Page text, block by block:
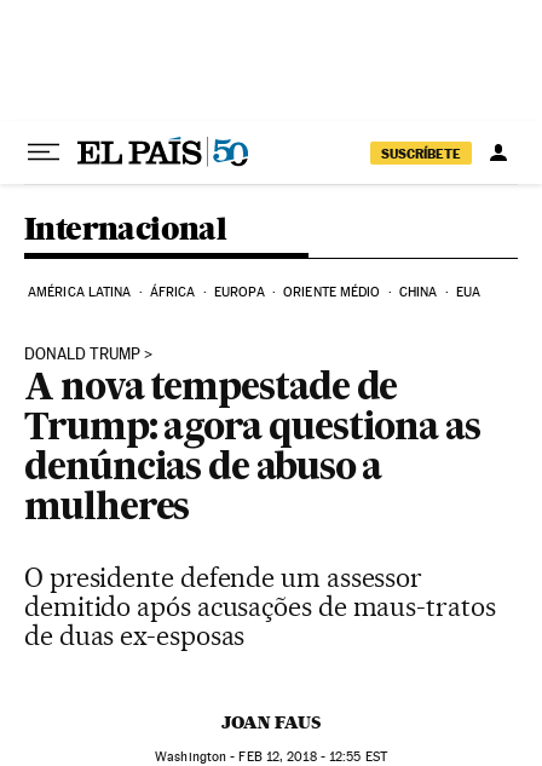
SUSCRÍBETE
Internacional
AMÉRICA LATINA ÁFRICA EUROPA ORIENTE MÉDIO CHINA EUA
DONALD TRUMP
A nova tempestade de
Trump: agora questiona as
denúncias de abuso a
mulheres
O presidente defende um assessor
demitido após acusações de maus-tratos
de duas ex-esposas
JOAN FAUS
Washington -FEB12, 2018 - 12:55 EST